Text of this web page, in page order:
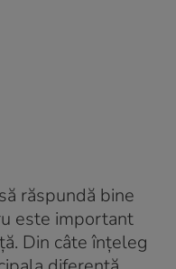
răspundă bine
este important
Din câte înțeleg